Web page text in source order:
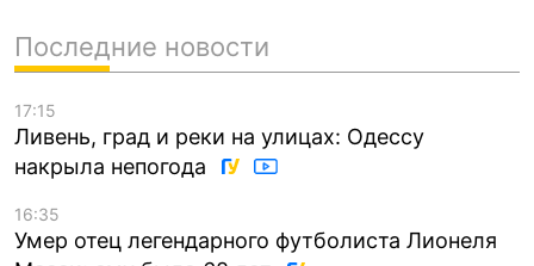
Последние новости
17:15
Ливень, град и реки на улицах: Одессу
накрыла непогода
16:35
Умер отец легендарного футболиста Лионеля